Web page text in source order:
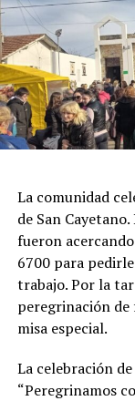
La comunidad
de San
fueron
6700 para
trabajo. Por la
peregrinación de
misa especial.
La celebración
“Peregrinamos